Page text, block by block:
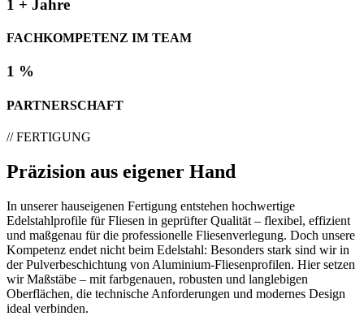
1 + Jahre
FACHKOMPETENZ IM TEAM
1 %
PARTNERSCHAFT
// FERTIGUNG
Präzision aus eigener Hand
In unserer hauseigenen Fertigung entstehen hochwertige
Edelstahlprofile für Fliesen in geprüfter Qualität – flexibel, effizient
und maßgenau für die professionelle Fliesenverlegung. Doch unsere
Kompetenz endet nicht beim Edelstahl: Besonders stark sind wir in
der Pulverbeschichtung von Aluminium-Fliesenprofilen. Hier setzen
wir Maßstäbe – mit farbgenauen, robusten und langlebigen
Oberflächen, die technische Anforderungen und modernes Design
ideal verbinden.